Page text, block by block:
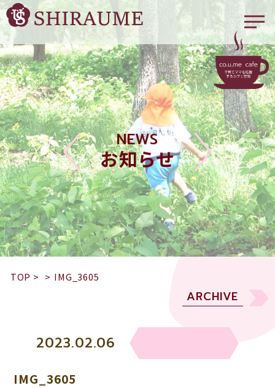
NEWS
お知らせ
TOP > > IMG_3605
ARCHIVE
2023.02.06
IMG_3605